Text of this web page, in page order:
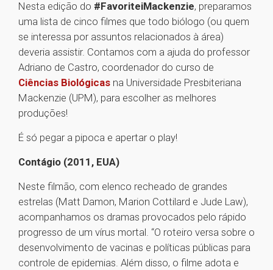
Nesta edição do #FavoriteiMackenzie, preparamos
uma lista de cinco filmes que todo biólogo (ou quem
se interessa por assuntos relacionados à área)
deveria assistir. Contamos com a ajuda do professor
Adriano de Castro, coordenador do curso de
Ciências Biológicas na Universidade Presbiteriana
Mackenzie (UPM), para escolher as melhores
produções!
É só pegar a pipoca e apertar o play!
Contágio (2011, EUA)
Neste filmão, com elenco recheado de grandes
estrelas (Matt Damon, Marion Cottilard e Jude Law),
acompanhamos os dramas provocados pelo rápido
progresso de um vírus mortal. “O roteiro versa sobre o
desenvolvimento de vacinas e políticas públicas para
controle de epidemias. Além disso, o filme adota e